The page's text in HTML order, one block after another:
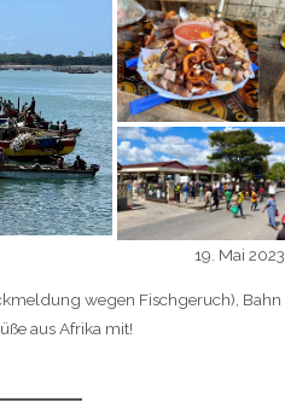
19. Mai 2023
wegen Fischgeruch), Bahn
aus Afrika mit!